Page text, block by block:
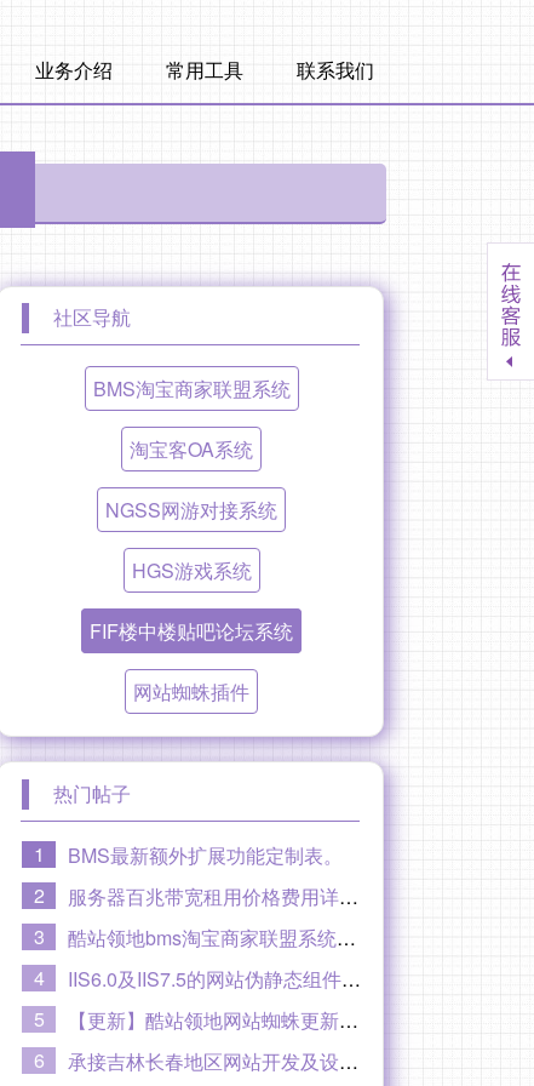
业务介绍 常用工具 联系我们
社区导航
BMS淘宝商家联盟系统
淘宝客OA系统
NGSS网游对接系统
HGS游戏系统
FIF楼中楼贴吧论坛系统
网站蜘蛛插件
热门帖子
1
BMS最新额外扩展功能定制表。
2
服务器百兆带宽租用价格费用详情，100M百兆专线光纤线路。
3
酷站领地bms淘宝商家联盟系统【至尊版】大概功能介绍
4
IIS6.0及IIS7.5的网站伪静态组件ISAPI_Rewrite和URLRewrite下载
5
【更新】酷站领地网站蜘蛛更新到V2.0版本20180403
6
承接吉林长春地区网站开发及设计制作